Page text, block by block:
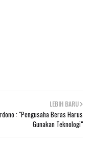
LEBIH BARU
: "Pengusaha Beras Harus
Gunakan Teknologi"